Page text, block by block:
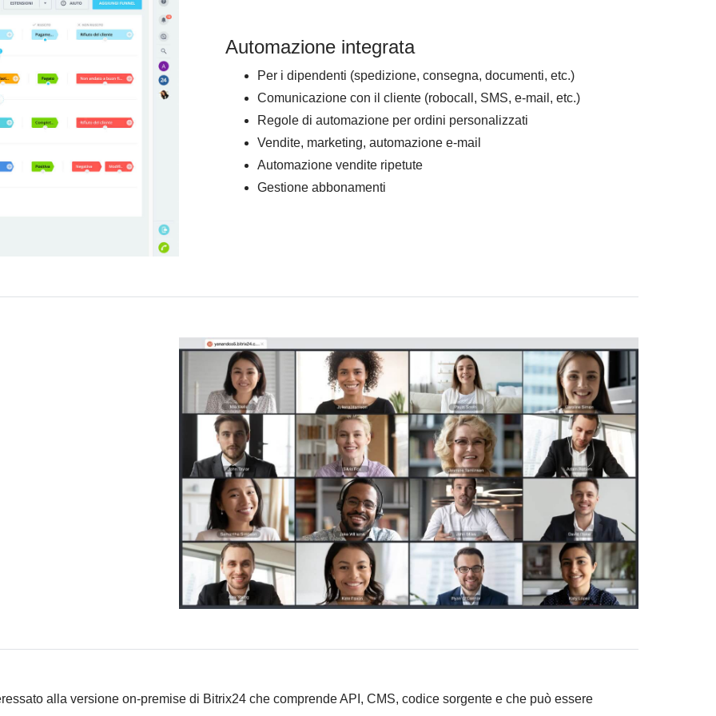
Automazione integrata
Per i dipendenti (spedizione, consegna, documenti, etc.)
Comunicazione con il cliente (robocall, SMS, e-mail, etc.)
Regole di automazione per ordini personalizzati
Vendite, marketing, automazione e-mail
Automazione vendite ripetute
Gestione abbonamenti
alla versione on-premise di Bitrix24 che comprende API, CMS, codice sorgente e che può essere